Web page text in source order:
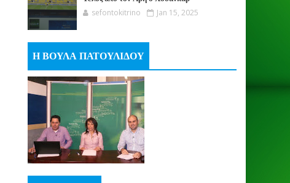
sefontokitrino Jan 15, 2025
Η ΒΟΥΛΑ ΠΑΤΟΥΛΙΔΟΥ